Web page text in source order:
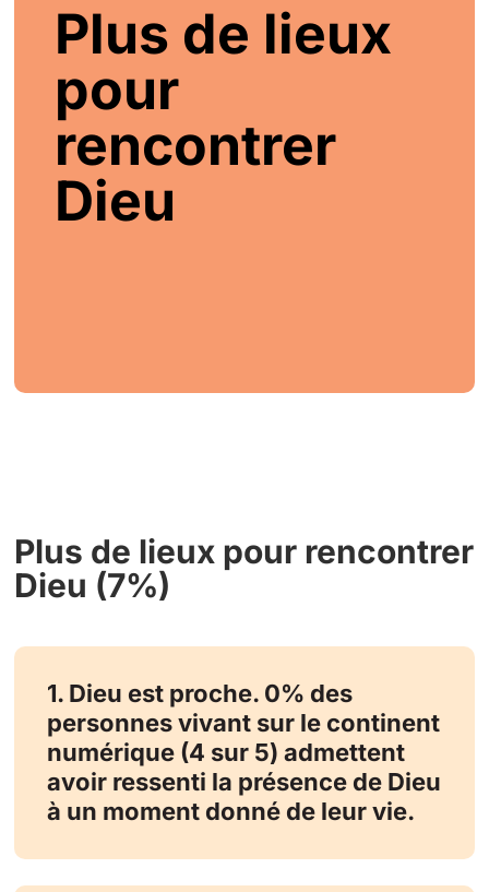
Plus de lieux
pour
rencontrer
Dieu
Plus de lieux pour rencontrer
Dieu (7%)
1. Dieu est proche. 0% des
personnes vivant sur le continent
numérique (4 sur 5) admettent
avoir ressenti la présence de Dieu
à un moment donné de leur vie.